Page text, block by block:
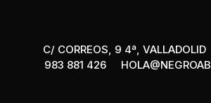
C/ CORREOS, 9 4ª, VALLADOLID
983 881 426